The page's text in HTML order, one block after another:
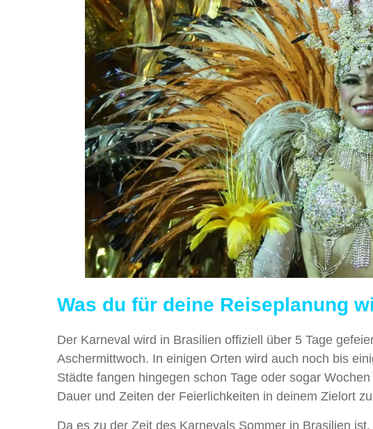
Was du für deine Reiseplanung
Der Karneval wird in Brasilien offiziell über 5 Tage
Aschermittwoch. In einigen Orten wird auch noch bis
Städte fangen hingegen schon Tage oder sogar
Dauer und Zeiten der Feierlichkeiten in deinem Zielort
Da es zu der Zeit des Karnevals Sommer in Brasilien